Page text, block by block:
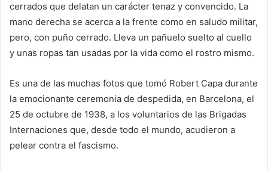
cerrados que delatan un carácter tenaz y convencido. La
mano derecha se acerca a la frente como en saludo militar,
pero, con puño cerrado. Lleva un pañuelo suelto al cuello
y unas ropas tan usadas por la vida como el rostro mismo.
Es una de las muchas fotos que tomó Robert Capa durante
la emocionante ceremonia de despedida, en Barcelona, el
25 de octubre de 1938, a los voluntarios de las Brigadas
Internaciones que, desde todo el mundo, acudieron a
pelear contra el fascismo.